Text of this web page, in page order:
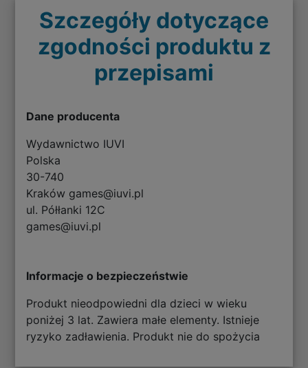
Szczegóły dotyczące
zgodności produktu z
przepisami
Dane producenta
Wydawnictwo IUVI
Polska
30-740
Kraków games@iuvi.pl
ul. Półłanki 12C
games@iuvi.pl
Informacje o bezpieczeństwie
Produkt nieodpowiedni dla dzieci w wieku
poniżej 3 lat. Zawiera małe elementy. Istnieje
ryzyko zadławienia. Produkt nie do spożycia